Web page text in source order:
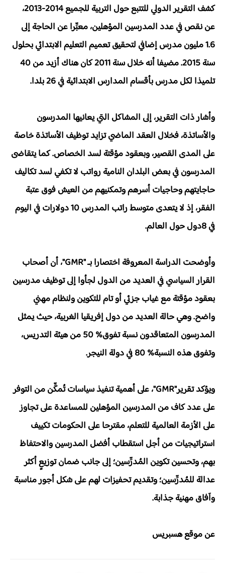
كشف التقرير الدولي للتتبع حول التربية للجميع 2014-2013،
عن نقص في عدد المدرسين المؤهلين، معبِّرا عن الحاجة إلى
1.6 مليون مدرس إضافي لتحقيق تعميم التعليم الابتدائي بحلول
سنة 2015. مضيفا أنه خلال سنة 2011 كان هناك أزيد من 40
تلميذا لكل مدرس بأقسام المدارس الابتدائية في 26 بلدا.
وأشار ذات التقرير، إلى المشاكل التي يعانيها المدرسون
والأساتذة، فخلال العقد الماضي تزايد توظيف الأساتذة خاصة
على المدى القصير، وبعقود مؤقتة لسد الخصاص. كما يتقاضى
المدرسون في بعض البلدان النامية رواتب لا تكفي لسد تكاليف
حاجايتهم وحاجيات أسرهم وتمكنيهم من العيش فوق عتبة
الفقر، إذ لا يتعدى متوسط راتب المدرس 10 دولارات في اليوم
في 8دول حول العالم.
وأوضحت الدراسة المعروفة اختصارا بـ "GMR"، أن أصحاب
القرار السياسي في العديد من الدول لجأوا إلى توظيف مدرسين
بعقود مؤقتة مع غياب جزئي أو تام للتكوين ولنظام مهني
واضح. وهي حالة العديد من دول إفريقيا الغربية، حيث يمثل
المدرسون المتعاقدون نسبة تفوق% 50 من هيئة التدريس،
وتفوق هذه النسبة% 80 في دولة النيجر.
ويؤكد تقرير"GMR"، على أهمية تنفيذ سياسات تُمكِّن من التوفر
على عدد كاف من المدرسين المؤهلين للمساعدة على تجاوز
على الأزمة العالمية للتعلم، مقترحا على الحكومات تكييف
استراتيجيات من أجل استقطاب أفضل المدرسين والاحتفاظ
بهم، وتحسين تكوين المُدرِّسين؛ إلى جانب ضمان توزيعٍ أكثر
عدالة للمُدرِّسين؛ وتقديم تحفيزات لهم على شكل أجور مناسبة
وآفاق مهنية جذابة.
عن موقع هسبريس